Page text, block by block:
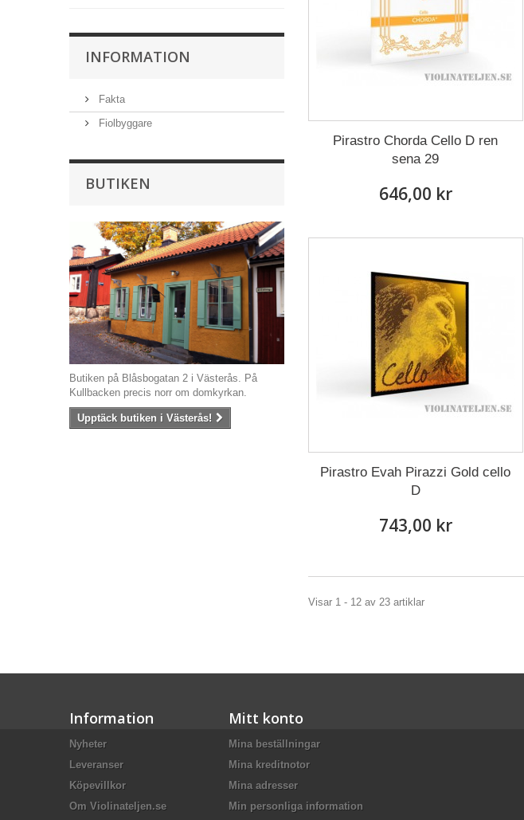
INFORMATION
Fakta
Fiolbyggare
BUTIKEN
Butiken på Blåsbogatan 2 i Västerås. På
Kullbacken precis norr om domkyrkan.
Upptäck butiken i Västerås!
Pirastro Chorda Cello D ren
sena 29
646,00 kr
Pirastro Evah Pirazzi Gold cello
D
743,00 kr
Visar 1 - 12 av 23 artiklar
Information
Nyheter
Leveranser
Köpevillkor
Om Violinateljen.se
Mitt konto
Mina beställningar
Mina kreditnotor
Mina adresser
Min personliga information